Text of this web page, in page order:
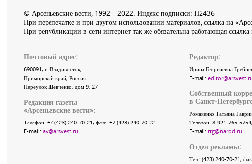
© Арсеньевские вести, 1992—2022. Индекс подписки: П2436
При перепечатке и при другом использовании материалов, ссылка на
При републикации в сети интернет так же обязательна работающая
Почтовый адрес:
690091, г. Владивосток,
Приморский край, Россия.
Переулок Шевченко, дом 9, 27
Редакция газеты
«Арсеньевские вести»:
Телефон: +7 (423) 240-70-21, факс: +7 (423) 240-70-22
E-mail: av@arsvest.ru
Редактор:
Ирина Георгиевна
E-mail: editor@arsvest.ru
Собственный
в Санкт-
Романенко Татьяна
Телефон: 8-921-765-5754,
E-mail: rtg@narod.ru
Отдел рекламы:
Тел.: (423) 240-70-21,